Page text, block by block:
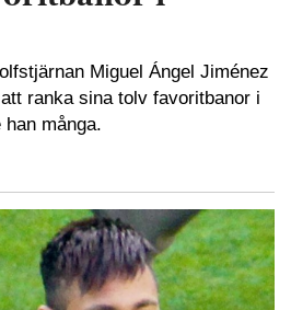
Miguel Ángel Jiménez
ranka sina tolv favoritbanor i
många.